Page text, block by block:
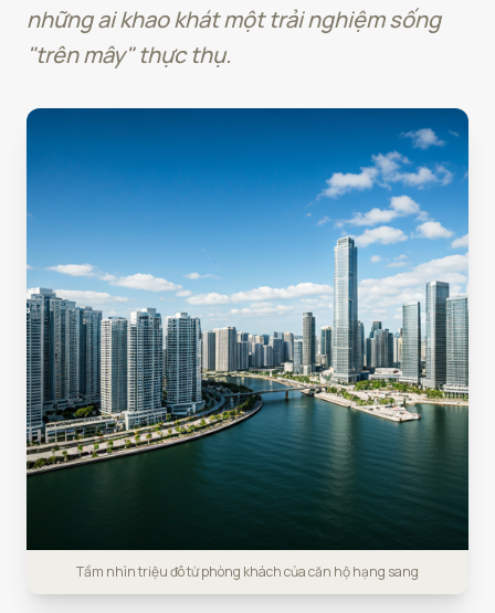
những ai khao khát một trải nghiệm sống
"trên mây" thực thụ.
Tầm nhìn triệu đô từ phòng khách của căn hộ hạng sang